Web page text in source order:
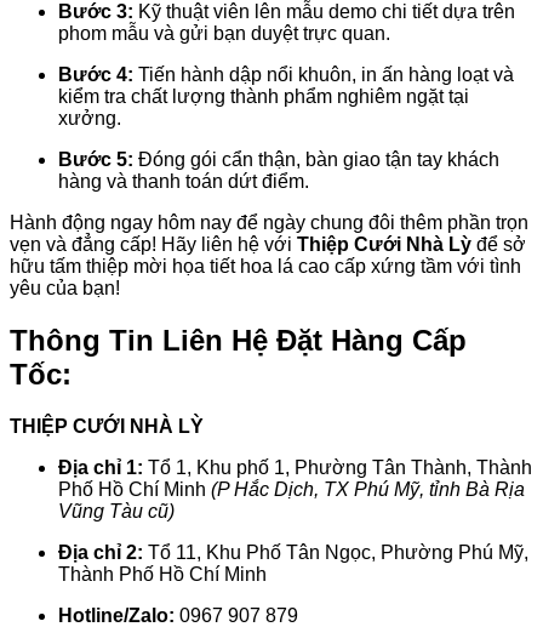
Bước 3: Kỹ thuật viên lên mẫu demo chi tiết dựa trên
phom mẫu và gửi bạn duyệt trực quan.
Bước 4: Tiến hành dập nổi khuôn, in ấn hàng loạt và
kiểm tra chất lượng thành phẩm nghiêm ngặt tại
xưởng.
Bước 5: Đóng gói cẩn thận, bàn giao tận tay khách
hàng và thanh toán dứt điểm.
Hành động ngay hôm nay để ngày chung đôi thêm phần trọn
vẹn và đẳng cấp! Hãy liên hệ với Thiệp Cưới Nhà Lỳ để sở
hữu tấm thiệp mời họa tiết hoa lá cao cấp xứng tầm với tình
yêu của bạn!
Thông Tin Liên Hệ Đặt Hàng Cấp
Tốc:
THIỆP CƯỚI NHÀ LỲ
Địa chỉ 1: Tổ 1, Khu phố 1, Phường Tân Thành, Thành
Phố Hồ Chí Minh (P Hắc Dịch, TX Phú Mỹ, tỉnh Bà Rịa
Vũng Tàu cũ)
Địa chỉ 2: Tổ 11, Khu Phố Tân Ngọc, Phường Phú Mỹ,
Thành Phố Hồ Chí Minh
Hotline/Zalo: 0967 907 879